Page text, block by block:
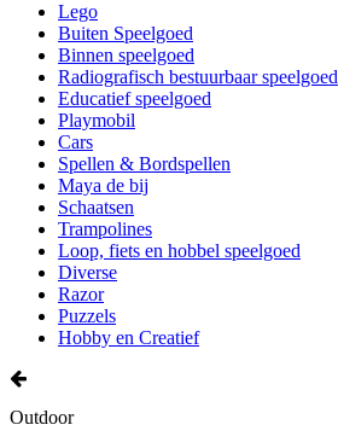
Lego
Buiten Speelgoed
Binnen speelgoed
Radiografisch bestuurbaar speelgoed
Educatief speelgoed
Playmobil
Cars
Spellen & Bordspellen
Maya de bij
Schaatsen
Trampolines
Loop, fiets en hobbel speelgoed
Diverse
Razor
Puzzels
Hobby en Creatief
Outdoor